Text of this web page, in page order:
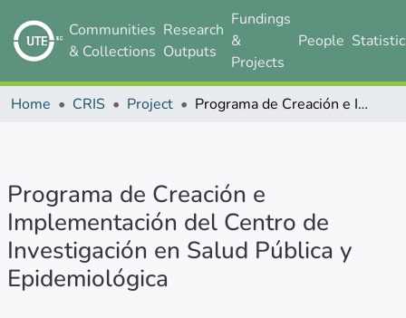
Communities
& Collections
Research
Outputs
Fundings
&
Projects
People
Home CRIS Project Programa de Creación e Implementación del Centro de Investigación en Salud Pública y Epidemiológica
Programa de Creación e
Implementación del Centro de
Investigación en Salud Pública y
Epidemiológica